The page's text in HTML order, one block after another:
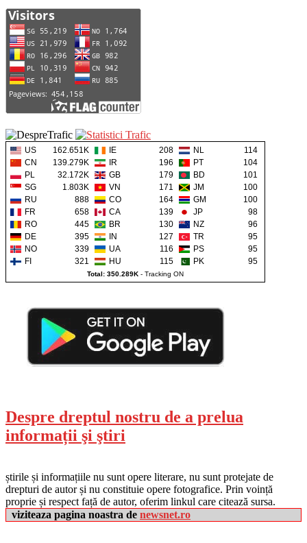
US 162.651K IE 208 NL
114
CN
139.279K IR 196 PT
104
PL
32.172K GB 179 BD
101
SG
1.803K VN 171 JM
100
RU
888 CO 164 GM
100
FR
658 CA 139 JP
98
RO
445 BR 130 NZ
96
DE
395 IN 127 TR
95
NO
339 UA 116 PS
95
FI
321 HU 115 PK 95
Total: 350.289K - Tracking ON
Despre dreptul nostru de a prelua
informații şi ştiri
știrile și informațiile nu sunt opere literare, nu sunt protejate de
drepturi de autor și nu constituie opere fotografice. Prin voință
proprie și respect față de autor, oferim linkul care citează sursa.
viziteaza pagina noastra de newsnet.ro